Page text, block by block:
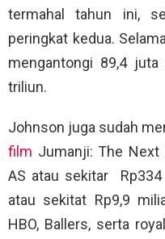
termahal tahun ini,
peringkat kedua.
mengantongi 89,4
triliun.
Johnson juga sudah
film Jumanji: The Next
AS atau sekitar
atau sekitat Rp9,9
HBO, Ballers, serta